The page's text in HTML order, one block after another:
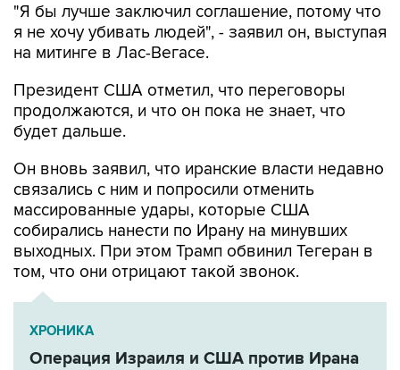
"Я бы лучше заключил соглашение, потому что
я не хочу убивать людей", - заявил он, выступая
на митинге в Лас-Вегасе.
Президент США отметил, что переговоры
продолжаются, и что он пока не знает, что
будет дальше.
Он вновь заявил, что иранские власти недавно
связались с ним и попросили отменить
массированные удары, которые США
собирались нанести по Ирану на минувших
выходных. При этом Трамп обвинил Тегеран в
том, что они отрицают такой звонок.
ХРОНИКА
Операция Израиля и США против Ирана